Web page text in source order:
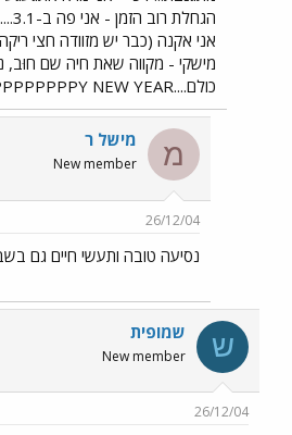
אני אקנה (כבר יש מזוודה חצי
מישקי - מקווה שאת חיה שם חוּב,
כולם....HAPPPPPPPPPPPPPY NEW YEAR!!!!!!!!!!!!!!!!!
מ מישל ר
New member
26/12/04
נסיעה טובה ותעשי חיים גם
ש שמופית
New member
26/12/04